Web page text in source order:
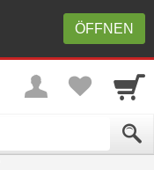
ÖFFNEN